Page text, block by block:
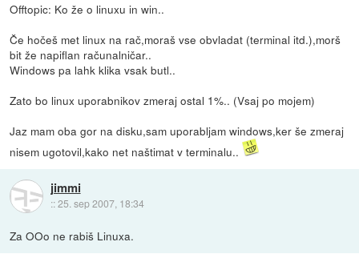
Offtopic: Ko že o linuxu in win..
Če hočeš met linux na rač,moraš vse obvladat (terminal itd.),morš
bit že napiflan računalničar..
Windows pa lahk klika vsak butl..
Zato bo linux uporabnikov zmeraj ostal 1%.. (Vsaj po mojem)
Jaz mam oba gor na disku,sam uporabljam windows,ker še zmeraj
nisem ugotovil,kako net naštimat v terminalu..
jimmi
::25. sep 2007, 18:34
Za OOo ne rabiš Linuxa.